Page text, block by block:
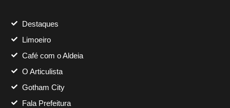
Destaques
Limoeiro
Café com o Aldeia
O Articulista
Gotham City
Fala Prefeitura